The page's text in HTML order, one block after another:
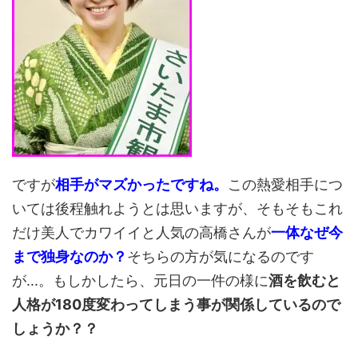
ですが相手がマズかったですね。 この熱愛相手につ
いては後程触れようとは思いますが、そもそもこれ
だけ美人でカワイイと人気の高橋さんが一体なぜ今
まで独身なのか？ そちらの方が気になるのです
が...。もしかしたら、元日の一件の様に酒を飲むと
人格が180度変わってしまう事が関係しているので
しょうか？？